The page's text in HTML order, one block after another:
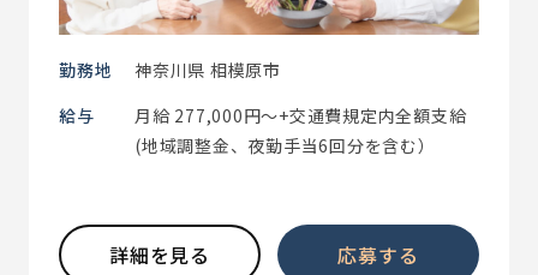
勤務地
神奈川県 相模原市
給与
月給 277,000円～+交通費規定内全額支給
(地域調整金、夜勤手当6回分を含む）
詳細を見る 応募する